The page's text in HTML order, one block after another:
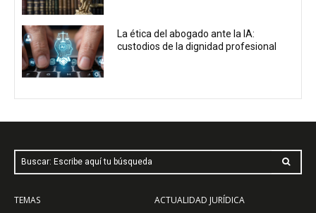
La ética del abogado ante la IA:
custodios de la dignidad profesional
Buscar: Escribe aquí tu búsqueda
TEMAS
ACTUALIDAD JURÍDICA